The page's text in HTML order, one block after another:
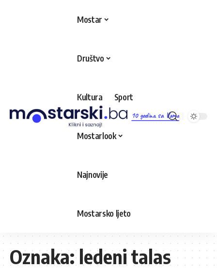
10 godina sa Vama
Mostar
Društvo
Kultura Sport
Mostarlook
Najnovije
Mostarsko ljeto
Oznaka:ledeni talas